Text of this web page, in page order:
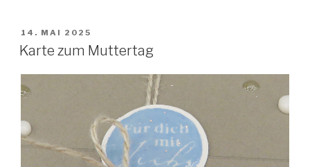
Geburtstag“
VERÖFFENTLICHT
AM
14. MAI 2025
Karte zum Muttertag